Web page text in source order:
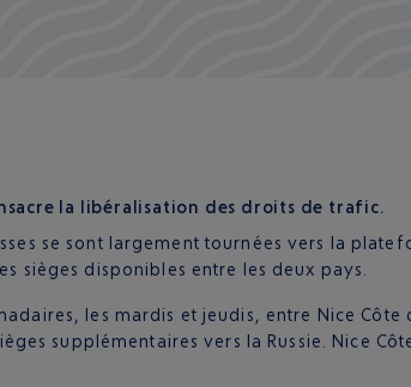
la libéralisation des droits de trafic.
se sont largement tournées vers la
sièges disponibles entre les deux pays.
les mardis et jeudis, entre Nice Côte
supplémentaires vers la Russie. Nice